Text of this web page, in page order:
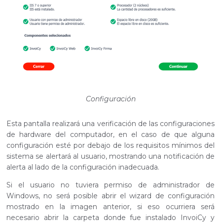
Configuración
Esta pantalla realizará una verificación de las configuraciones
de hardware del computador, en el caso de que alguna
configuración esté por debajo de los requisitos mínimos del
sistema se alertará al usuario, mostrando una notificación de
alerta al lado de la configuración inadecuada.
Si el usuario no tuviera permiso de administrador de
Windows, no será posible abrir el wizard de configuración
mostrado en la imagen anterior, si eso ocurriera será
necesario abrir la carpeta donde fue instalado InvoiCy y